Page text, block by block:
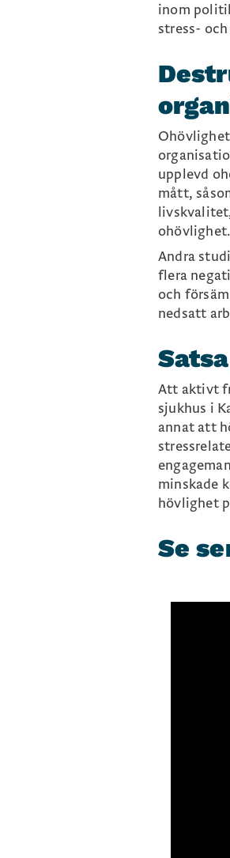
inom
stress-
upplevd
mått,
ohövlighet.
Andra
flera
och
nedsatt
Att aktivt
sjukhus i
annat att
minskade
hövlighet
Se